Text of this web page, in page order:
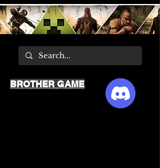
BROTHER GAME